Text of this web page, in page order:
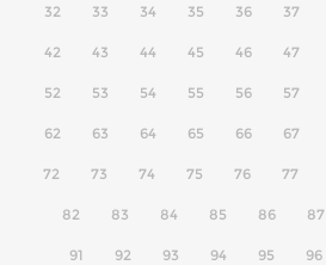
32 33 34 35 36 37
42 43 44 45 46 47
52 53 54 55 56 57
62 63 64 65 66 67
72 73 74 75 76 77
82 83 84 85 86 87
91 92 93 94 95 96